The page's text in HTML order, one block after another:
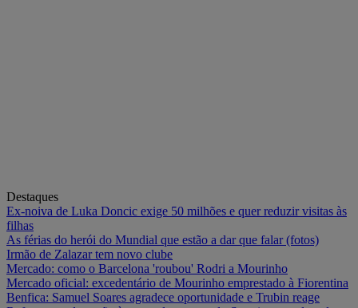
Destaques
Ex-noiva de Luka Doncic exige 50 milhões e quer reduzir visitas às
filhas
As férias do herói do Mundial que estão a dar que falar (fotos)
Irmão de Zalazar tem novo clube
Mercado: como o Barcelona 'roubou' Rodri a Mourinho
Mercado oficial: excedentário de Mourinho emprestado à Fiorentina
Benfica: Samuel Soares agradece oportunidade e Trubin reage